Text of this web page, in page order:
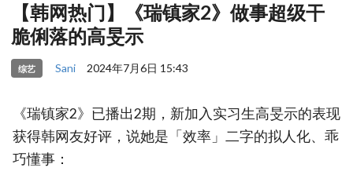
【韩网热门】《瑞镇家2》做事超级干
脆俐落的高旻示
综艺 Sani 2024年7月6日 15:43
《瑞镇家2》已播出2期，新加入实习生高旻示的表现
获得韩网友好评，说她是「效率」二字的拟人化、乖
巧懂事：